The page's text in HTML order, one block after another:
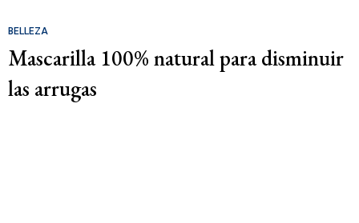
BELLEZA
Mascarilla 100% natural para disminuir
las arrugas